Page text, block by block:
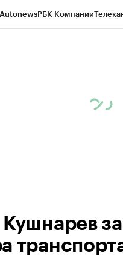
AutonewsРБК Компании
Кушнарев